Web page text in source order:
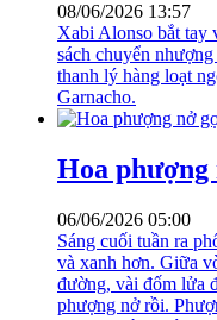
08/06/2026 13:57
Xabi Alonso bắt tay
sách chuyển
thanh lý hàng loạt
Garnacho.
Hoa phượng
06/06/2026 05:00
Sáng cuối tuần ra
và xanh hơn. Giữa
đường, vài đốm lửa
phượng nở rồi.